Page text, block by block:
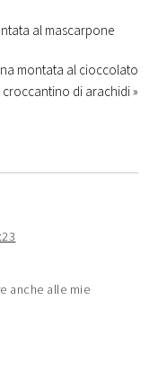
al mascarpone
montata al cioccolato
di arachidi »
anche alle mie